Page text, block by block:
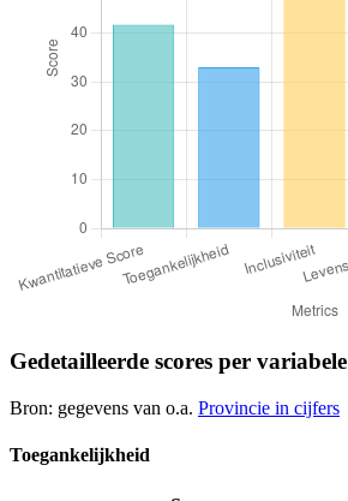
Gedetailleerde scores per variabele
Bron: gegevens van o.a. Provincie in cijfers
Toegankelijkheid